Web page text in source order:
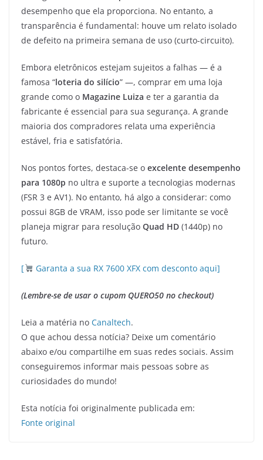
desempenho que ela proporciona. No entanto, a
transparência é fundamental: houve um relato isolado
de defeito na primeira semana de uso (curto-circuito).
Embora eletrônicos estejam sujeitos a falhas — é a
famosa “loteria do silício” —, comprar em uma loja
grande como o Magazine Luiza e ter a garantia da
fabricante é essencial para sua segurança. A grande
maioria dos compradores relata uma experiência
estável, fria e satisfatória.
Nos pontos fortes, destaca-se o excelente desempenho
para 1080p no ultra e suporte a tecnologias modernas
(FSR 3 e AV1). No entanto, há algo a considerar: como
possui 8GB de VRAM, isso pode ser limitante se você
planeja migrar para resolução Quad HD (1440p) no
futuro.
[ Garanta a sua RX 7600 XFX com desconto aqui]
(Lembre-se de usar o cupom QUERO50 no checkout)
Leia a matéria no Canaltech.
O que achou dessa notícia? Deixe um comentário
abaixo e/ou compartilhe em suas redes sociais. Assim
conseguiremos informar mais pessoas sobre as
curiosidades do mundo!
Esta notícia foi originalmente publicada em:
Fonte original